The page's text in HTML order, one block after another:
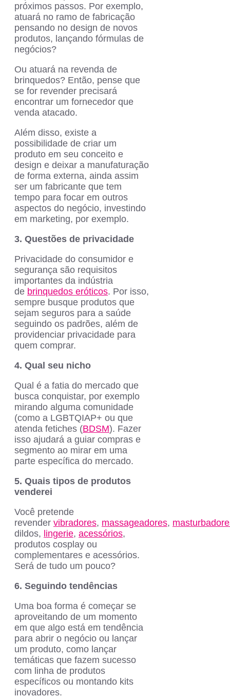
próximos passos. Por exemplo,
atuará no ramo de fabricação
pensando no design de novos
produtos, lançando fórmulas de
negócios?
Ou atuará na revenda de
brinquedos? Então, pense que
se for revender precisará
encontrar um fornecedor que
venda atacado.
Além disso, existe a
possibilidade de criar um
produto em seu conceito e
design e deixar a manufaturação
de forma externa, ainda assim
ser um fabricante que tem
tempo para focar em outros
aspectos do negócio, investindo
em marketing, por exemplo.
3. Questões de privacidade
Privacidade do consumidor e
segurança são requisitos
importantes da indústria
de brinquedos eróticos. Por isso,
sempre busque produtos que
sejam seguros para a saúde
seguindo os padrões, além de
providenciar privacidade para
quem comprar.
4. Qual seu nicho
Qual é a fatia do mercado que
busca conquistar, por exemplo
mirando alguma comunidade
(como a LGBTQIAP+ ou que
atenda fetiches (BDSM). Fazer
isso ajudará a guiar compras e
segmento ao mirar em uma
parte específica do mercado.
5. Quais tipos de produtos
venderei
Você pretende
revender vibradores, massageadores,
dildos, lingerie, acessórios,
produtos cosplay ou
complementares e acessórios.
Será de tudo um pouco?
6. Seguindo tendências
Uma boa forma é começar se
aproveitando de um momento
em que algo está em tendência
para abrir o negócio ou lançar
um produto, como lançar
temáticas que fazem sucesso
com linha de produtos
específicos ou montando kits
inovadores.